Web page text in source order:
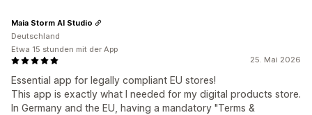
25. Mai 2026
Essential app for legally compliant EU stores!
This app is exactly what I needed for my digital products store.
In Germany and the EU, having a mandatory "Terms &
Maia Storm AI Studio
Deutschland
Etwa 15 stunden mit der App